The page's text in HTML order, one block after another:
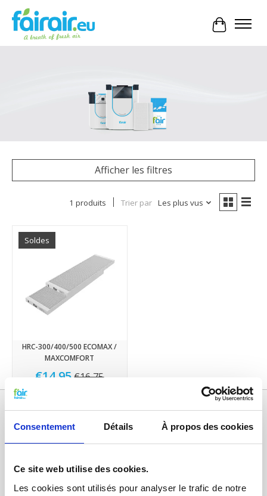
Consentement Détails À propos des cookies
Ce site web utilise des cookies.
Les cookies sont utilisés pour analyser le trafic de notre
Panier
Afficher les filtres
1 produits Trier par Les plus vus
Soldes
HRC-300/400/500 ECOMAX /
MAXCOMFORT
€14,95 €16,75